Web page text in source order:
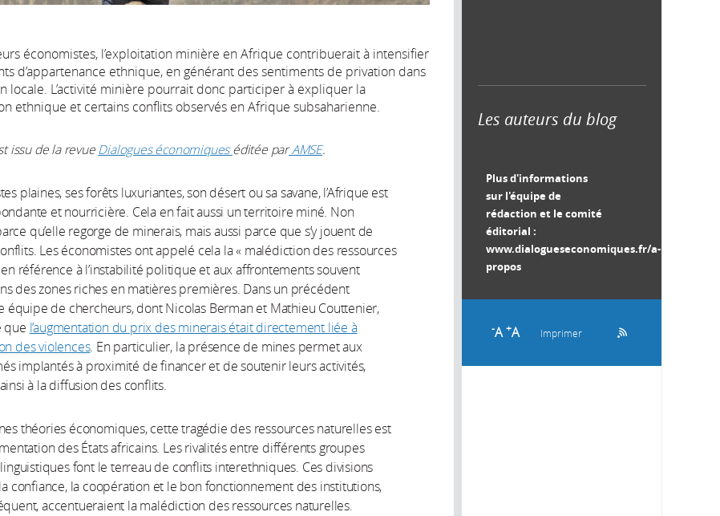
Les auteurs du blog
Plus d'informations
sur l'équipe de
rédaction et le comité
éditorial :
www.dialogueseconomiques.fr/a-
propos
-A +A Imprimer
économistes, l’exploitation minière en Afrique contribuerait à intensifier
d’appartenance ethnique, en générant des sentiments de privation dans
locale. L’activité minière pourrait donc participer à expliquer la
ethnique et certains conflits observés en Afrique subsaharienne.
issu de la revueDialogues économiques éditée parAMSE.
plaines, ses forêts luxuriantes, son désert ou sa savane, l’Afrique est
et nourricière. Cela en fait aussi un territoire miné. Non
qu’elle regorge de minerais, mais aussi parce que s’y jouent de
Les économistes ont appelé cela la « malédiction des ressources
référence à l’instabilité politique et aux affrontements souvent
des zones riches en matières premières. Dans un précédent
équipe de chercheurs, dont Nicolas Berman et Mathieu Couttenier,
que l’augmentation du prix des minerais était directement liée à
des violences. En particulier, la présence de mines permet aux
implantés à proximité de financer et de soutenir leurs activités,
à la diffusion des conflits.
théories économiques, cette tragédie des ressources naturelles est
des États africains. Les rivalités entre différents groupes
font le terreau de conflits interethniques. Ces divisions
confiance, la coopération et le bon fonctionnement des institutions,
accentueraient la malédiction des ressources naturelles.